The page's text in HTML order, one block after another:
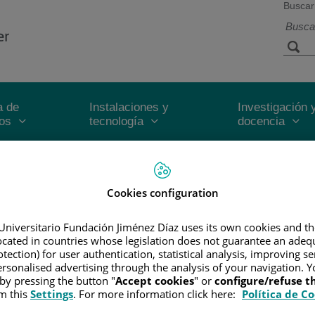
Buscar
de
Instalaciones y
tecnología
Investigación
docencia
Rampérez
Universidad de Alcalá de Henares 2010
cum laude Universidad Autónoma de Madird 2018
mastalgia FEMA/UIMP 2017 - 2019
Cookies configuration
Fundación Jiménez Díaz uses its own cookies and
in countries whose legislation does not guarantee an
for user authentication, statistical analysis, improving
advertising through the analysis of your navigation.
pressing the button "Accept cookies" or configure/refuse
thisSettings. For more information click here: Política de